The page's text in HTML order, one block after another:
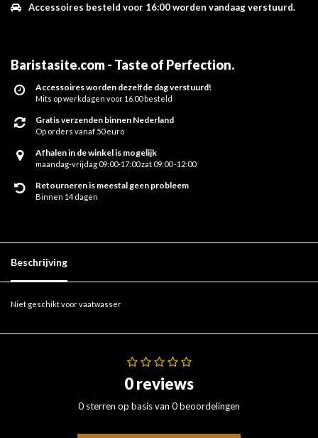
Accessoires besteld voor 16:00 worden vandaag verstuurd.
Baristasite.com - Taste of Perfection.
Accessoires worden dezelfde dag verstuurd!
Mits op werkdagen voor 16.00 besteld
Gratis verzenden binnen Nederland
Op orders vanaf 50 euro
Afhalen in de winkel is mogelijk
maandag-vrijdag 09:00-17:00 zat 09:00 -12:00
Retourneren is meestal geen probleem
Binnen 14 dagen
Beschrijving
Niet geschikt voor vaatwasser
0 reviews
0 sterren op basis van 0 beoordelingen